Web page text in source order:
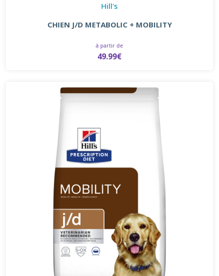
Hill's
CHIEN J/D METABOLIC + MOBILITY
à partir de
49.99€